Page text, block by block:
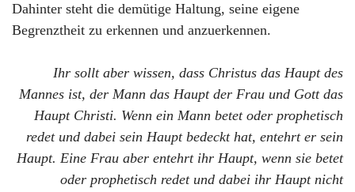
Dahinter steht die demütige Haltung, seine eigene
Begrenztheit zu erkennen und anzuerkennen.
Ihr sollt aber wissen, dass Christus das Haupt des
Mannes ist, der Mann das Haupt der Frau und Gott das
Haupt Christi. Wenn ein Mann betet oder prophetisch
redet und dabei sein Haupt bedeckt hat, entehrt er sein
Haupt. Eine Frau aber entehrt ihr Haupt, wenn sie betet
oder prophetisch redet und dabei ihr Haupt nicht